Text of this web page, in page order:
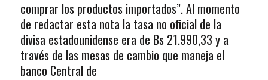
comprar los productos importados”. Al momento
de redactar esta nota la tasa no oficial de la
divisa estadounidense era de Bs 21.990,33 y a
través de las mesas de cambio que maneja el
banco Central de